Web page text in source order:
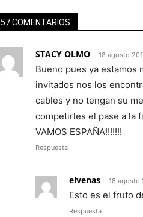
57 COMENTARIOS
STACY OLMO 18 agosto
Bueno pues ya estamos
invitados nos los
cables y no tengan su
competirles el pase a la
VAMOS ESPAÑA!!!!!!!
Respuesta
elvenas 18 agosto
Esto es el fruto
Respuesta